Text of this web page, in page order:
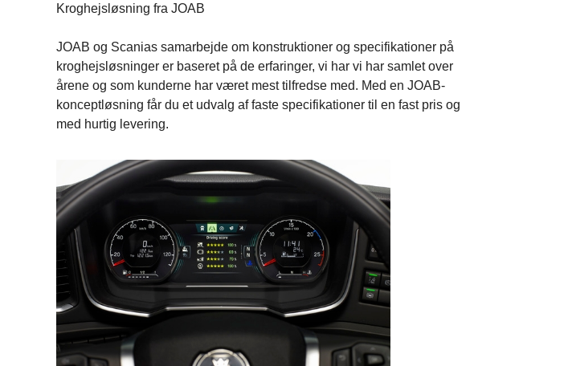
Kroghejsløsning fra JOAB
JOAB og Scanias samarbejde om konstruktioner og specifikationer på
kroghejsløsninger er baseret på de erfaringer, vi har vi har samlet over
årene og som kunderne har været mest tilfredse med. Med en JOAB-
konceptløsning får du et udvalg af faste specifikationer til en fast pris og
med hurtig levering.